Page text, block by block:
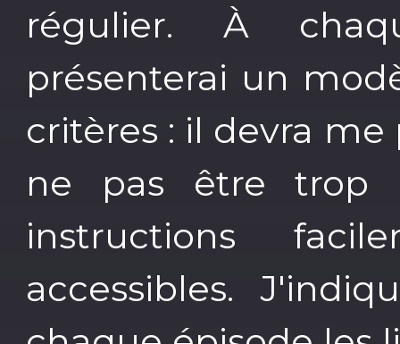
régulier. À
présenterai un
critères : il devra
ne pas être trop
instructions
accessibles.